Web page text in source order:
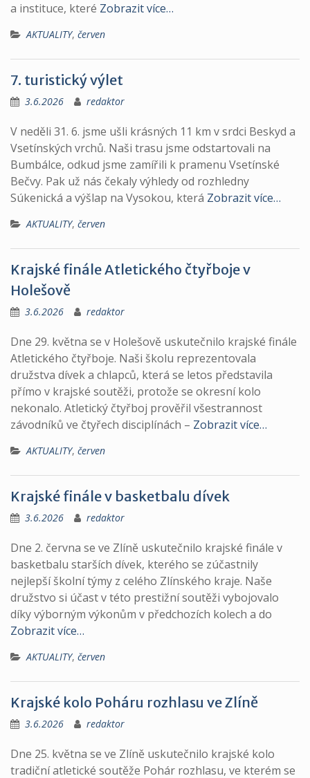
a instituce, které Zobrazit více…
AKTUALITY, červen
7. turistický výlet
3.6.2026 redaktor
V neděli 31. 6. jsme ušli krásných 11 km v srdci Beskyd a
Vsetínských vrchů. Naši trasu jsme odstartovali na
Bumbálce, odkud jsme zamířili k pramenu Vsetínské
Bečvy. Pak už nás čekaly výhledy od rozhledny
Súkenická a výšlap na Vysokou, která Zobrazit více…
AKTUALITY, červen
Krajské finále Atletického čtyřboje v
Holešově
3.6.2026 redaktor
Dne 29. května se v Holešově uskutečnilo krajské finále
Atletického čtyřboje. Naši školu reprezentovala
družstva dívek a chlapců, která se letos představila
přímo v krajské soutěži, protože se okresní kolo
nekonalo. Atletický čtyřboj prověřil všestrannost
závodníků ve čtyřech disciplínách – Zobrazit více…
AKTUALITY, červen
Krajské finále v basketbalu dívek
3.6.2026 redaktor
Dne 2. června se ve Zlíně uskutečnilo krajské finále v
basketbalu starších dívek, kterého se zúčastnily
nejlepší školní týmy z celého Zlínského kraje. Naše
družstvo si účast v této prestižní soutěži vybojovalo
díky výborným výkonům v předchozích kolech a do
Zobrazit více…
AKTUALITY, červen
Krajské kolo Poháru rozhlasu ve Zlíně
3.6.2026 redaktor
Dne 25. května se ve Zlíně uskutečnilo krajské kolo
tradiční atletické soutěže Pohár rozhlasu, ve kterém se